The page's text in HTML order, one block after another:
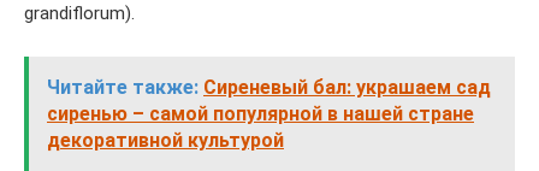
grandiflorum).
Читайте также: Сиреневый бал: украшаем сад
сиренью – самой популярной в нашей стране
декоративной культурой